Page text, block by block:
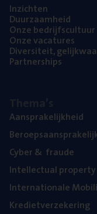
Inzich­ten
Duur­zaam­heid
Onze bedrijfs­cul­tuur
Onze vaca­tu­res
Diver­si­teit,
Part­ner­ships
Aan­spra­ke­lijk­heid
Cyber& fraude
Intel­lec­tu­al property
Inter­na­ti­o­na­le
Kre­diet­ver­ze­ke­ring